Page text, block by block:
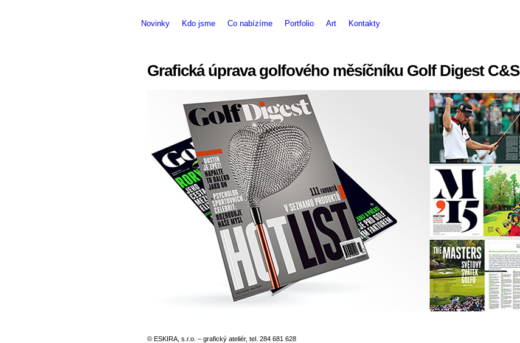
Novinky Kdo jsme Co nabízíme Portfolio Art Kontakty
Grafická úprava golfového měsíčníku Golf Digest C&S
© ESKIRA, s.r.o. – grafický ateliér, tel. 284 681 628